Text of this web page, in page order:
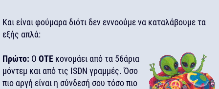
Και είναι φούμαρα διότι δεν εννοούμε να καταλάβουμε τα
εξής απλά:
Πρώτο: Ο ΟΤΕ κονομάει από τα 56άρια
μόντεμ και από τις ISDN γραμμές. Όσο
πιο αργή είναι η σύνδεσή σου τόσο πιο